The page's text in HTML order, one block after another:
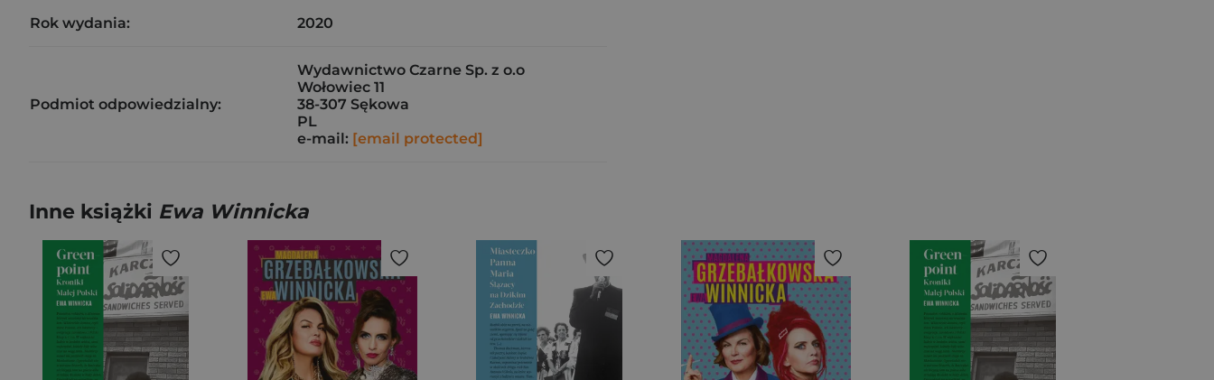
Rok wydania: 2020
Podmiot odpowiedzialny:
Wydawnictwo Czarne Sp. z o.o
Wołowiec 11
38-307 Sękowa
PL
e-mail: [email protected]
Inne książki Ewa Winnicka